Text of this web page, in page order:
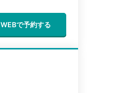
WEBで予約する